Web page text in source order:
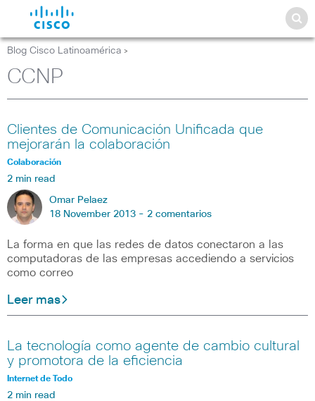
Blog Cisco Latinoamérica >
CCNP
Clientes de Comunicación Unificada que
mejorarán la colaboración
Colaboración
2 min read
Omar Pelaez
18 November 2013 - 2 comentarios
La forma en que las redes de datos conectaron a las
computadoras de las empresas accediendo a servicios
como correo
Leer mas
La tecnología como agente de cambio cultural
y promotora de la eficiencia
Internet de Todo
2 min read